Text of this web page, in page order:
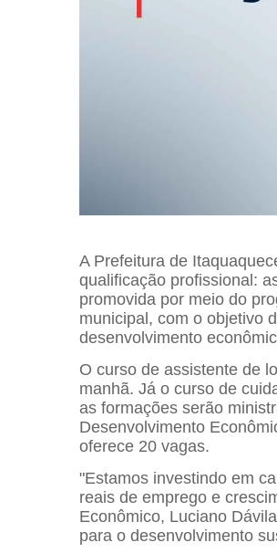
A Prefeitura de
qualificação profissional:
promovida por meio do
municipal, com o objetivo
desenvolvimento
O curso de assistente de
manhã. Já o curso de
as formações serão
Desenvolvimento
oferece 20 vagas.
"Estamos investindo em
reais de emprego e
Econômico, Luciano
para o desenvolvimento